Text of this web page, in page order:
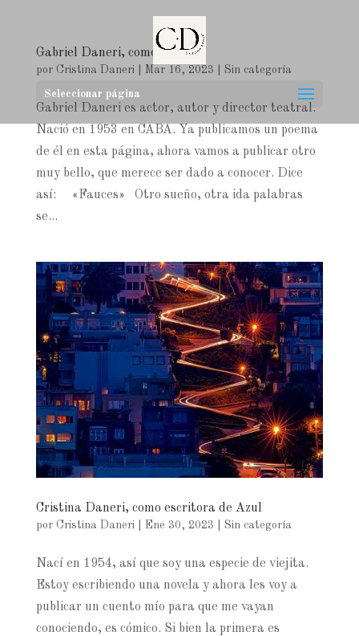
Seleccionar página
Gabriel Daneri, como poeta
por Cristina Daneri| Mar 16, 2023 Sin categoría
Gabriel Daneri es actor, autor y director teatral.
Nació en 1953 en CABA. Ya publicamos un poema
de él en esta página, ahora vamos a publicar otro
muy bello, que merece ser dado a conocer. Dice
así: «Fauces» Otro sueño, otra ida palabras
se...
Cristina Daneri, como escritora de Azul
por Cristina Daneri Ene 30, 2023 Sin categoría
Nací en 1954, así que soy una especie de viejita.
Estoy escribiendo una novela y ahora les voy a
publicar un cuento mío para que me vayan
conociendo, es cómico. Si bien la primera es